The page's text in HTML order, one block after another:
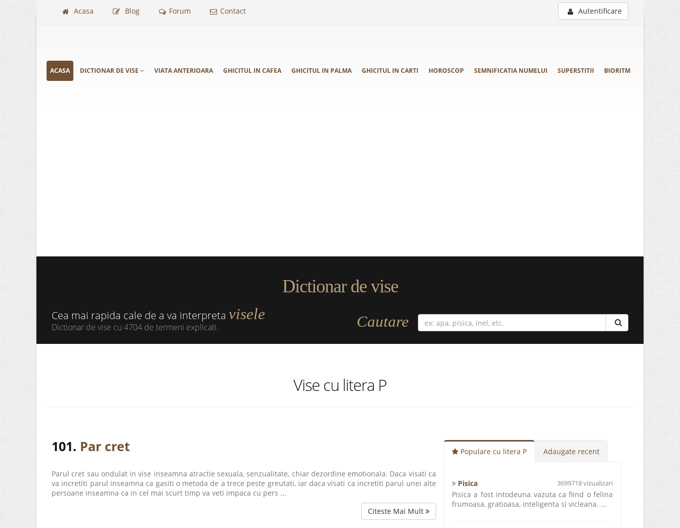
Acasa Blog Forum Contact Autentificare
ACASA DICTIONAR DE VISE VIATA ANTERIOARA GHICITUL IN CAFEA GHICITUL IN PALMA GHICITUL IN CARTI HOROSCOP SEMNIFICATIA NUMELUI SUPERSTITII BIORITM
Dictionar de vise
Cea mai rapida cale de a va interpreta visele
Dictionar de vise cu 4704 de termeni explicati. Cautare
Vise cu litera P
101. Par cret
Parul cret sau ondulat in vise inseamna atractie sexuala, senzualitate, chiar dezordine emotionala. Daca visati ca
va incretiti parul inseamna ca gasiti o metoda de a trece peste greutati, iar daca visati ca incretiti parul unei alte
persoane inseamna ca in cel mai scurt timp va veti impaca cu pers ...
Citeste Mai Mult
Populare cu litera P Adaugate recent
Pisica 3699718 vizualizari
Pisica a fost intodeuna vazuta ca fiind o felina
frumoasa, gratioasa, inteligenta si vicleana. ...